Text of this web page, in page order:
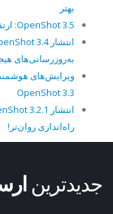
بهتر
OpenShot 3.5: ارتقاء بزرگی برای سرعت، پایداری و کنترل خلاقانه
به‌روزرسانی‌های
ویرایش‌های
OpenShot 3.3
راه‌اندازی روان‌تر!
جدیدترین